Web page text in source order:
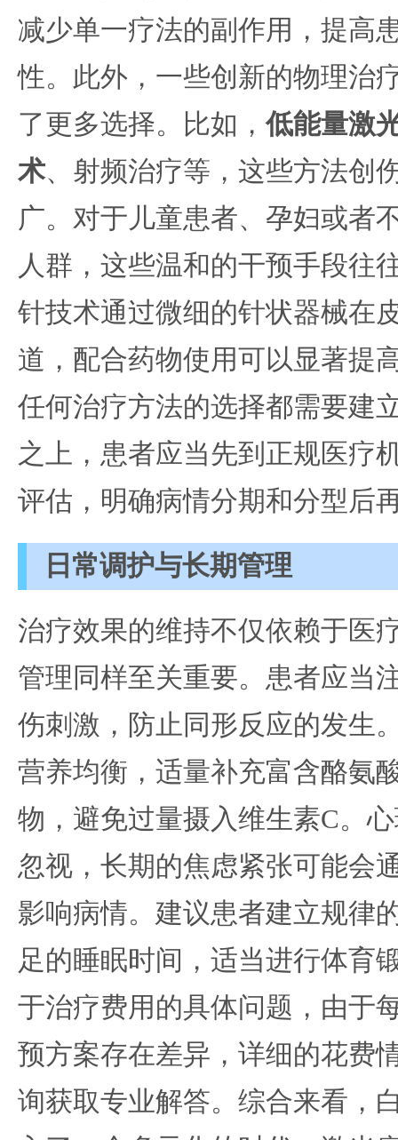
减少单一疗法的副作用，提高
性。此外，一些创新的物理治
了更多选择。比如，低能量激
术、射频治疗等，这些方法创
广。对于儿童患者、孕妇或者
人群，这些温和的干预手段往
针技术通过微细的针状器械在
道，配合药物使用可以显著提
任何治疗方法的选择都需要建
之上，患者应当先到正规医疗
评估，明确病情分期和分型后
日常调护与长期管理
治疗效果的维持不仅依赖于医
管理同样至关重要。患者应当
伤刺激，防止同形反应的发生
营养均衡，适量补充富含酪氨
物，避免过量摄入维生素C。
忽视，长期的焦虑紧张可能会
影响病情。建议患者建立规律
足的睡眠时间，适当进行体育
于治疗费用的具体问题，由于
预方案存在差异，详细的花费
询获取专业解答。综合来看，